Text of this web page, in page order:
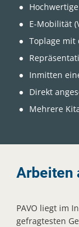
E-Mobilität
Toplage
Inmitten
Direkt
Mehrere
Arbeiten
PAVO liegt im
gefragtesten